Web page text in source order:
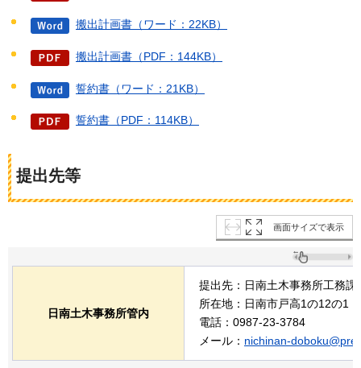
搬出計画書（ワード：22KB）
搬出計画書（PDF：144KB）
誓約書（ワード：21KB）
誓約書（PDF：114KB）
提出先等
画面サイズで表示
日南土木事務所管内
提出先：日南土木事務所工務課
所在地：日南市戸高1の12の1
電話：0987-23-3784
メール： nichinan-